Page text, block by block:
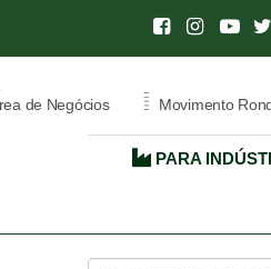
de Negócios = Movimento
PARA